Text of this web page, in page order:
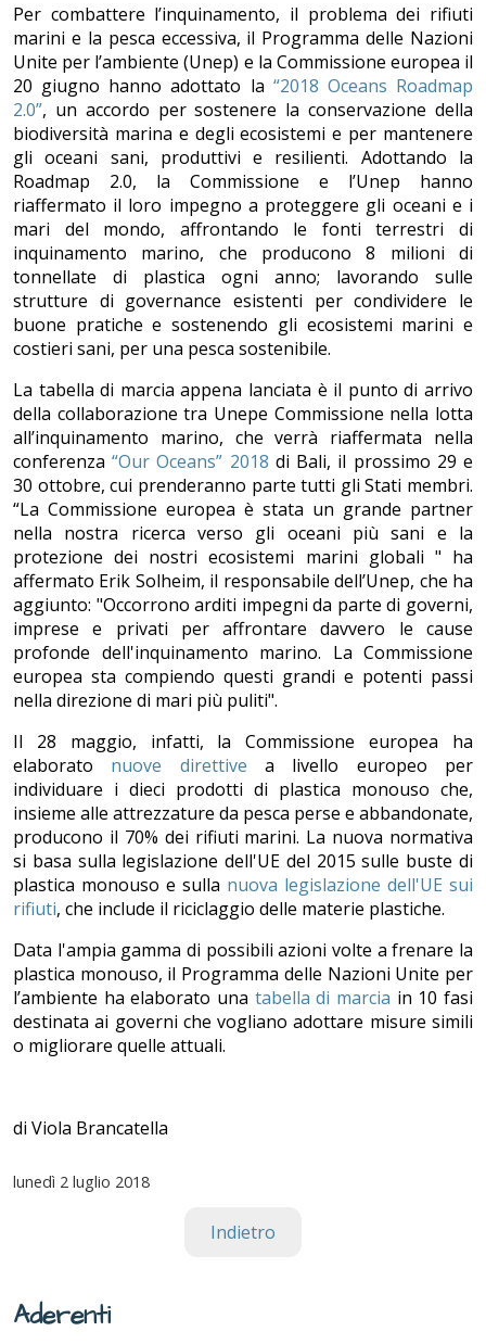
Per combattere l’inquinamento, il problema dei rifiuti
marini e la pesca eccessiva, il Programma delle Nazioni
Unite per l’ambiente (Unep) e la Commissione europea il
20 giugno hanno adottato la “2018 Oceans Roadmap
2.0”, un accordo per sostenere la conservazione della
biodiversità marina e degli ecosistemi e per mantenere
gli oceani sani, produttivi e resilienti. Adottando la
Roadmap 2.0, la Commissione e l’Unep hanno
riaffermato il loro impegno a proteggere gli oceani e i
mari del mondo, affrontando le fonti terrestri di
inquinamento marino, che producono 8 milioni di
tonnellate di plastica ogni anno; lavorando sulle
strutture di governance esistenti per condividere le
buone pratiche e sostenendo gli ecosistemi marini e
costieri sani, per una pesca sostenibile.
La tabella di marcia appena lanciata è il punto di arrivo
della collaborazione tra Unepe Commissione nella lotta
all’inquinamento marino, che verrà riaffermata nella
conferenza“Our Oceans” 2018 di Bali, il prossimo 29 e
30 ottobre, cui prenderanno parte tutti gli Stati membri.
“La Commissione europea è stata un grande partner
nella nostra ricerca verso gli oceani più sani e la
protezione dei nostri ecosistemi marini globali " ha
affermato Erik Solheim, il responsabile dell’Unep, che ha
aggiunto: "Occorrono arditi impegni da parte di governi,
imprese e privati ​​per affrontare davvero le cause
profonde dell'inquinamento marino. La Commissione
europea sta compiendo questi grandi e potenti passi
nella direzione di mari più puliti".
Il 28 maggio, infatti, la Commissione europea ha
elaborato nuove direttive a livello europeo per
individuare i dieci prodotti di plastica monouso che,
insieme alle attrezzature da pesca perse e abbandonate,
producono il 70% dei rifiuti marini. La nuova normativa
si basa sulla legislazione dell'UE del 2015 sulle buste di
plastica monouso e sulla nuova legislazione dell'UE sui
rifiuti, che include il riciclaggio delle materie plastiche.
Data l'ampia gamma di possibili azioni volte a frenare la
plastica monouso, il Programma delle Nazioni Unite per
l’ambiente ha elaborato una tabella di marcia in 10 fasi
destinata ai governi che vogliano adottare misure simili
o migliorare quelle attuali.
di Viola Brancatella
lunedì 2 luglio 2018
Indietro
Aderenti